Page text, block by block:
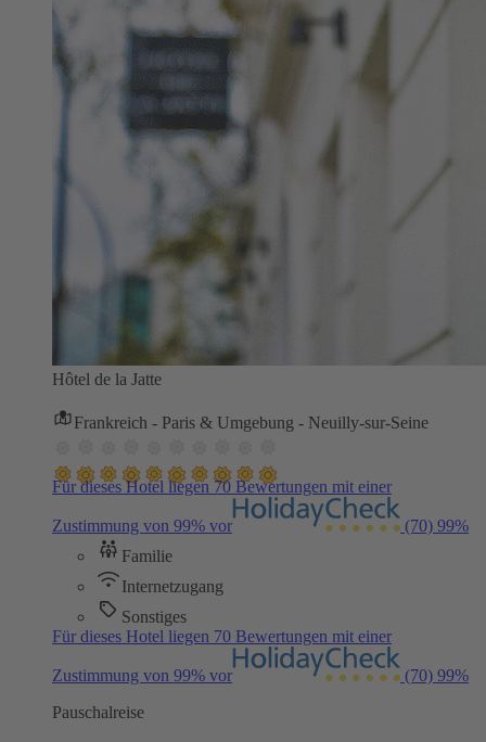
Hôtel de la Jatte
Frankreich - Paris & Umgebung - Neuilly-sur-Seine
Für dieses Hotel liegen 70 Bewertungen mit einer
Zustimmung von 99% vor (70) 99%
Familie
Internetzugang
Sonstiges
Für dieses Hotel liegen 70 Bewertungen mit einer
Zustimmung von 99% vor (70) 99%
Pauschalreise